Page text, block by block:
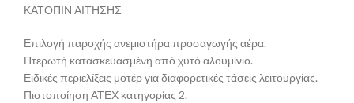
ΚΑΤΟΠΙΝ ΑΙΤΗΣΗΣ
Επιλογή παροχής ανεμιστήρα προσαγωγής αέρα.
Πτερωτή κατασκευασμένη από χυτό αλουμίνιο.
Ειδικές περιελίξεις μοτέρ για διαφορετικές τάσεις λειτουργίας.
Πιστοποίηση ΑΤΕΧ κατηγορίας 2.